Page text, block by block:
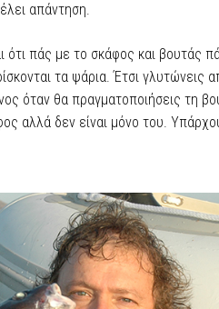
απάντηση.
ότι πάς με το σκάφος και βουτάς
τα ψάρια. Έτσι
όταν θα πραγματοποιήσεις τη
αλλά δεν είναι μόνο του.